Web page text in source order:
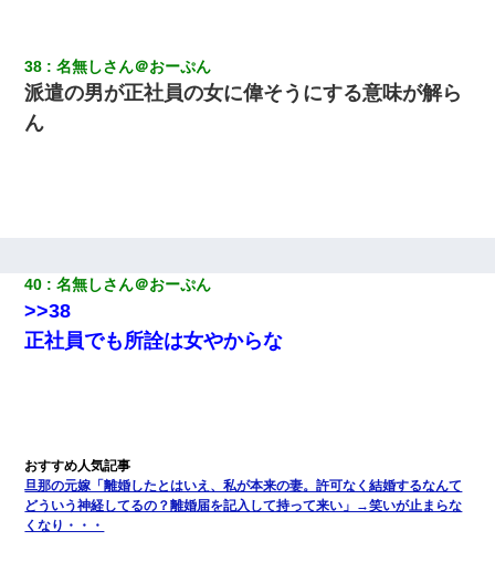
38 名無しさん＠おーぷん
派遣の男が正社員の女に偉そうにする意味が解ら
ん
40 名無しさん＠おーぷん
>>38
正社員でも所詮は女やからな
旦那の元嫁「離婚したとはいえ、私が本来の妻。許可なく結婚するなんて
どういう神経してるの？離婚届を記入して持って来い」→笑いが止まらな
くなり・・・